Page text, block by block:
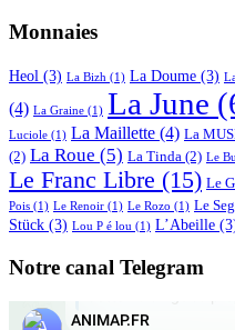
Monnaies
Heol (3) La Bizh (1) La Doume (3)
(4) La Graine (1) La June
Luciole (1) La Maillette (4) La
(2) La Roue (5) La Tinda (2) Le
Le Franc Libre (15) Le
Pois (1) Le Renoir (1) Le Rozo (1) Le
Stück (3) Lou P é lou (1) L’Abeille
Notre canal Telegram